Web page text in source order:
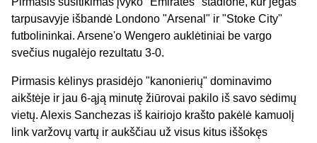
tarpusavyje išbandė Londono "Arsenal" ir "Stoke City"
futbolininkai. Arsene'o Wengero auklėtiniai be vargo
svečius nugalėjo rezultatu 3-0.
Pirmasis kėlinys prasidėjo "kanonierių" dominavimo
aikštėje ir jau 6-ąją minutę žiūrovai pakilo iš savo sėdimų
vietų. Alexis Sanchezas iš kairiojo krašto pakėlė kamuolį
link varžovų vartų ir aukščiau už visus kitus iššokęs